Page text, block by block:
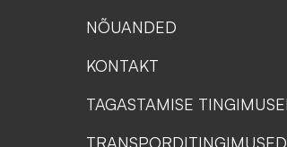
NÕUANDED
KONTAKT
TAGASTAMISE
TRANSPORDITINGIMUSED